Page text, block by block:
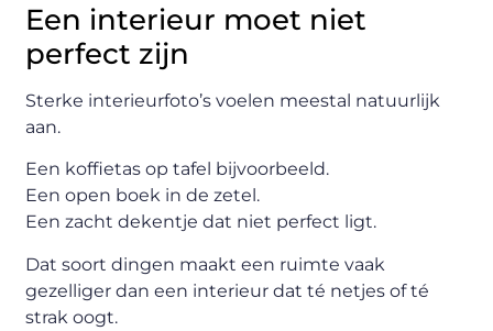
Een interieur moet niet
perfect zijn
Sterke interieurfoto’s voelen meestal natuurlijk
aan.
Een koffietas op tafel bijvoorbeeld.
Een open boek in de zetel.
Een zacht dekentje dat niet perfect ligt.
Dat soort dingen maakt een ruimte vaak
gezelliger dan een interieur dat té netjes of té
strak oogt.